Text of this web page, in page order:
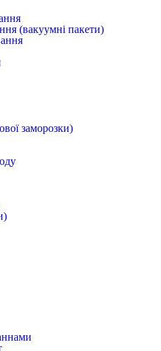
(вакуумні пакети)
заморозки)